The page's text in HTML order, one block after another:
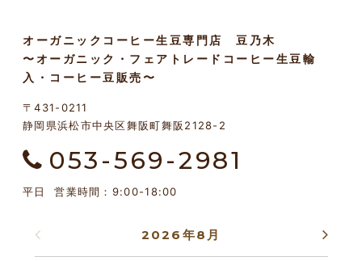
2026年8月
オーガニックコーヒー生豆専門店 豆乃木
〜オーガニック・フェアトレードコーヒー生豆輸
入・コーヒー豆販売〜
〒431-0211
静岡県浜松市中央区舞阪町舞阪2128-2
053-569-2981
平日 営業時間：9:00-18:00